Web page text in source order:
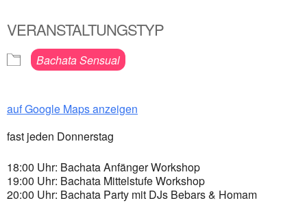
VERANSTALTUNGSTYP
Bachata Sensual
auf Google Maps anzeigen
fast jeden Donnerstag
18:00 Uhr: Bachata Anfänger Workshop
19:00 Uhr: Bachata Mittelstufe Workshop
20:00 Uhr: Bachata Party mit DJs Bebars & Homam